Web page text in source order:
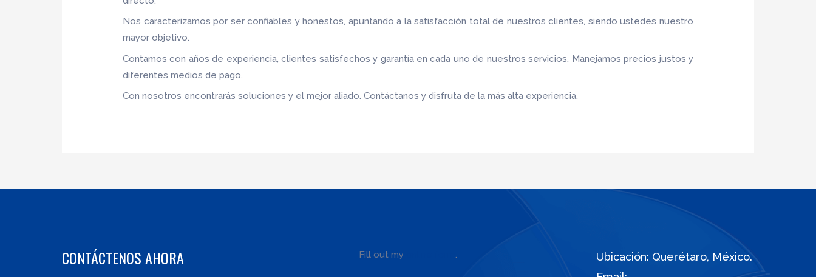
Nos caracterizamos por ser confiables y honestos, apuntando a la satisfacción total de nuestros clientes, siendo ustedes nuestro
mayor objetivo.
Contamos con años de experiencia, clientes satisfechos y garantía en cada uno de nuestros servicios. Manejamos precios justos y
diferentes medios de pago.
Con nosotros encontrarás soluciones y el mejor aliado.Contáctanos y disfruta de la más alta experiencia.
CONTÁCTENOS AHORA Fill out my .
Ubicación: Querétaro, México.